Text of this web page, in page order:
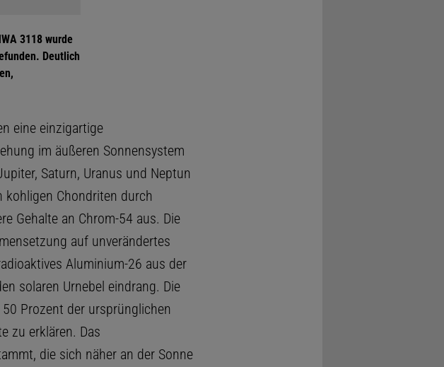
3118 wurde
Deutlich
eine einzigartige
im äußeren Sonnensystem
Saturn, Uranus und Neptun
kohligen Chondriten durch
Gehalte an Chrom-54 aus. Die
auf unverändertes
Aluminium-26 aus der
solaren Urnebel eindrang. Die
Prozent der ursprünglichen
zu erklären. Das
die sich näher an der Sonne